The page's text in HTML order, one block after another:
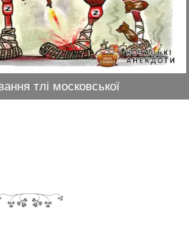
тлі московської